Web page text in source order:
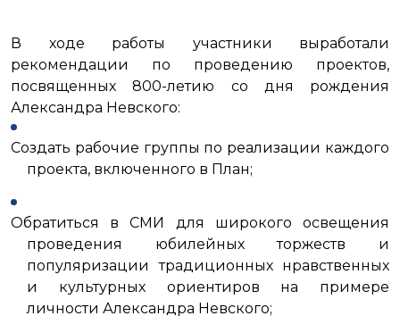
В ходе работы участники выработали
рекомендации по проведению проектов,
посвященных 800-летию со дня рождения
Александра Невского:
Создать рабочие группы по реализации каждого
проекта, включенного в План;
Обратиться в СМИ для широкого освещения
проведения юбилейных торжеств и
популяризации традиционных нравственных
и культурных ориентиров на примере
личности Александра Невского;